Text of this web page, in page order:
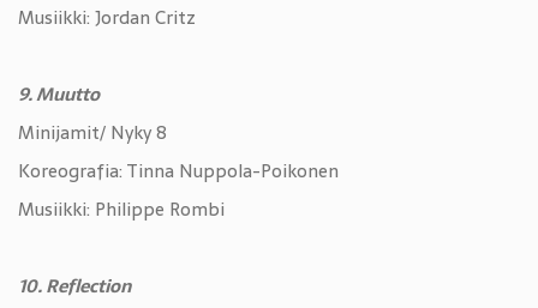
Musiikki: Jordan Critz
9. Muutto
Minijamit/ Nyky 8
Koreografia: Tinna Nuppola-Poikonen
Musiikki: Philippe Rombi
10. Reflection